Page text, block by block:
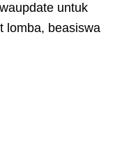
untuk
lomba, beasiswa